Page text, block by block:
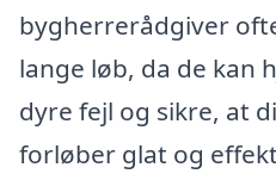
bygherrerådgiver
lange løb, da de kan
dyre fejl og sikre, at
forløber glat og